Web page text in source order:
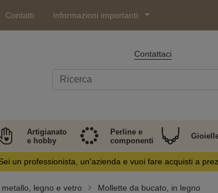
Contatti Informazioni importanti:
Contattaci
Artigianato
e hobby
Perline e
componenti
un professionista, un'azienda e vuoi fare acquisti a
legno e vetro Mollette da bucato, in legno